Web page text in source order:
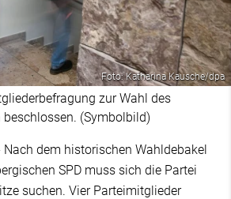
Foto: Katharina Kausche/dpa
zur Wahl des
(Symbolbild)
dem historischen Wahldebakel
SPD muss sich die Partei
suchen. Vier Parteimitglieder